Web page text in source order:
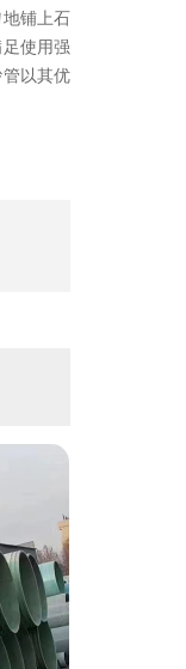
铺上石
使用强
以其优